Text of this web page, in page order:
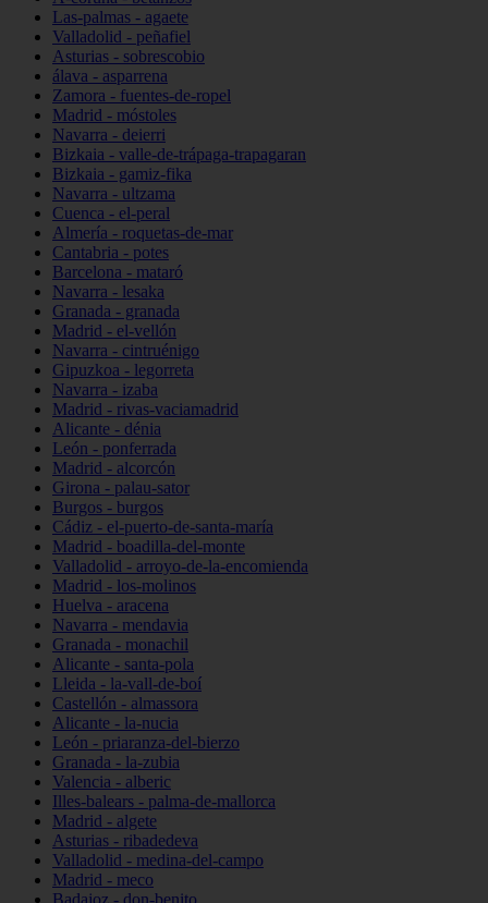
Las-palmas - agaete
Valladolid - peñafiel
Asturias - sobrescobio
álava - asparrena
Zamora - fuentes-de-ropel
Madrid - móstoles
Navarra - deierri
Bizkaia - valle-de-trápaga-trapagaran
Bizkaia - gamiz-fika
Navarra - ultzama
Cuenca - el-peral
Almería - roquetas-de-mar
Cantabria - potes
Barcelona - mataró
Navarra - lesaka
Granada - granada
Madrid - el-vellón
Navarra - cintruénigo
Gipuzkoa - legorreta
Navarra - izaba
Madrid - rivas-vaciamadrid
Alicante - dénia
León - ponferrada
Madrid - alcorcón
Girona - palau-sator
Burgos - burgos
Cádiz - el-puerto-de-santa-maría
Madrid - boadilla-del-monte
Valladolid - arroyo-de-la-encomienda
Madrid - los-molinos
Huelva - aracena
Navarra - mendavia
Granada - monachil
Alicante - santa-pola
Lleida - la-vall-de-boí
Castellón - almassora
Alicante - la-nucia
León - priaranza-del-bierzo
Granada - la-zubia
Valencia - alberic
Illes-balears - palma-de-mallorca
Madrid - algete
Asturias - ribadedeva
Valladolid - medina-del-campo
Madrid - meco
Badajoz - don-benito